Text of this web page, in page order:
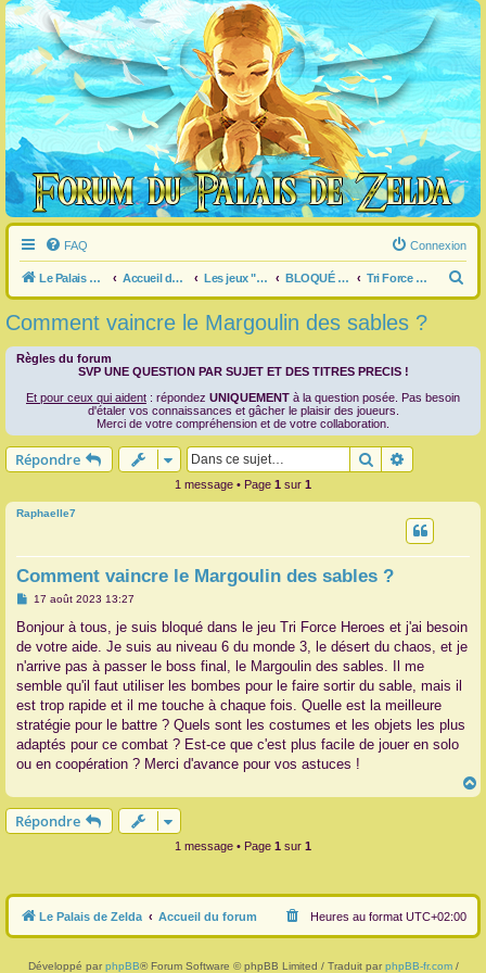
FAQ Connexion
Le Palais de Zelda Accueil du forum Les jeux "Legend of Zelda" BLOQUÉ dans un jeu ? Tri Force Heroes
e
c
Comment vaincre le Margoulin des sables ?
Règles du forum
SVP UNE QUESTION PAR SUJET ET DES TITRES PRECIS !
Et pour ceux qui aident : répondez UNIQUEMENT à la question posée. Pas besoin
d'étaler vos connaissances et gâcher le plaisir des joueurs.
Merci de votre compréhension et de votre collaboration.
Répondre Rechercher
1 message • Page 1 sur 1
Raphaelle7
Comment vaincre le Margoulin des sables ?
M
s
a
g
17 août 2023 13:27
Bonjour à tous, je suis bloqué dans le jeu Tri Force Heroes et j'ai besoin
de votre aide. Je suis au niveau 6 du monde 3, le désert du chaos, et je
n'arrive pas à passer le boss final, le Margoulin des sables. Il me
semble qu'il faut utiliser les bombes pour le faire sortir du sable, mais il
est trop rapide et il me touche à chaque fois. Quelle est la meilleure
stratégie pour le battre ? Quels sont les costumes et les objets les plus
adaptés pour ce combat ? Est-ce que c'est plus facile de jouer en solo
ou en coopération ? Merci d'avance pour vos astuces !
a
Répondre
1 message • Page 1 sur 1
Le Palais de Zelda Accueil du forum Heures au format UTC+02:00
Développé par phpBB® Forum Software © phpBB Limited / Traduit par phpBB-fr.com/